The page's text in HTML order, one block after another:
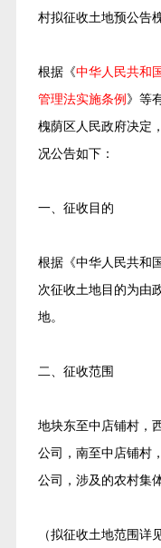
村拟征收土地预公告
根据《中华人民共和
管理法实施条例 》等
槐荫区人民政府决定
况公告如下：
一、征收目的
根据《中华人民共和
次征收土地目的为由
地。
二、征收范围
地块东至中店铺村，
公司，南至中店铺村
公司，涉及的农村集
（拟征收土地范围详